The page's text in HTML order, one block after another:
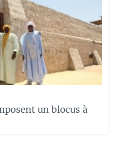
un blocus à